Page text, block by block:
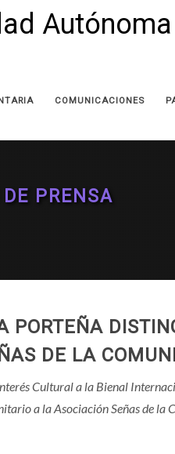
COMUNICACIONES
PRENSA
PORTEÑA
DE LA
Cultural a la Bienal
a la Asociación Señas de la